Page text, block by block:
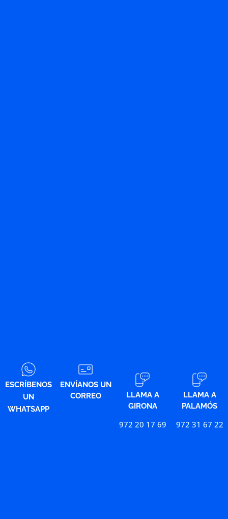
ESCRÍBENOS
UN
WHATSAPP
ENVÍANOS UN
CORREO
LLAMA A
GIRONA
972 20 17 69
LLAMA A
PALAMÓS
972 31 67 22